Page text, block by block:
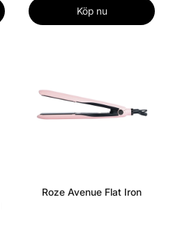
Köp nu
Roze Avenue Flat Iron